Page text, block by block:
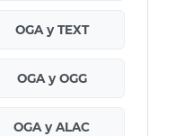
OGA у TEXT
OGA у OGG
OGA у ALAC